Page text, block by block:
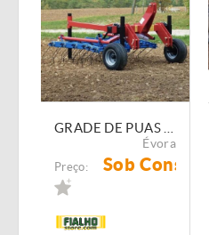
Évora
Preço: Sob Consulta